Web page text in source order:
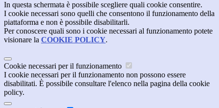
In questa schermata è possibile scegliere quali cookie consentire.
I cookie necessari sono quelli che consentono il funzionamento della
piattaforma e non è possibile disabilitarli.
Per conoscere quali sono i cookie necessari al funzionamento potete
visionare la COOKIE POLICY.
Cookie necessari per il funzionamento
I cookie necessari per il funzionamento non possono essere
disabilitati. È possibile consultare l'elenco nella pagina della cookie
policy.